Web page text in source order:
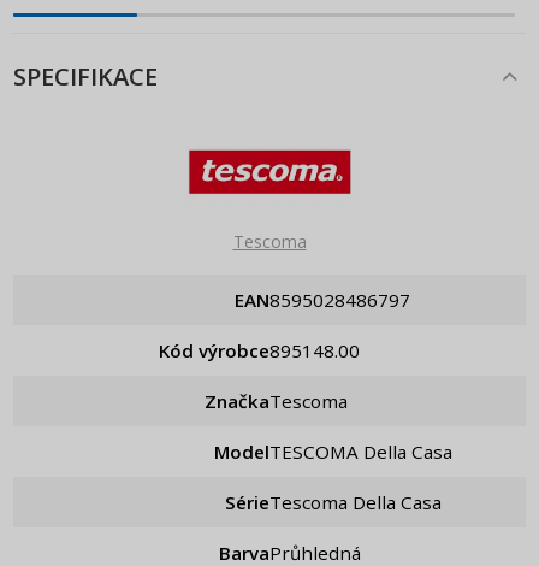
SPECIFIKACE
Tescoma
EAN 8595028486797
Kód výrobce 895148.00
Značka Tescoma
Model TESCOMA Della Casa
Série Tescoma Della Casa
Barva Průhledná